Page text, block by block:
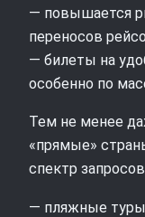
— повышается
переносов
— билеты на
особенно по
Тем не менее
«прямые»
спектр
— пляжные туры